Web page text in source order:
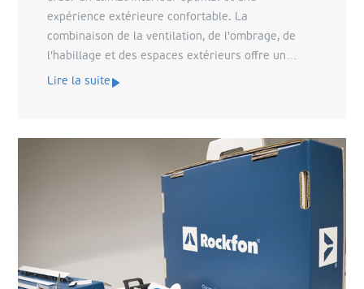
expérience extérieure confortable. La
combinaison de la ventilation, de l'ombrage, de
l'habillage et des espaces extérieurs offre un
ensemble complet aux clients. Pour transporter le
Lire la suite